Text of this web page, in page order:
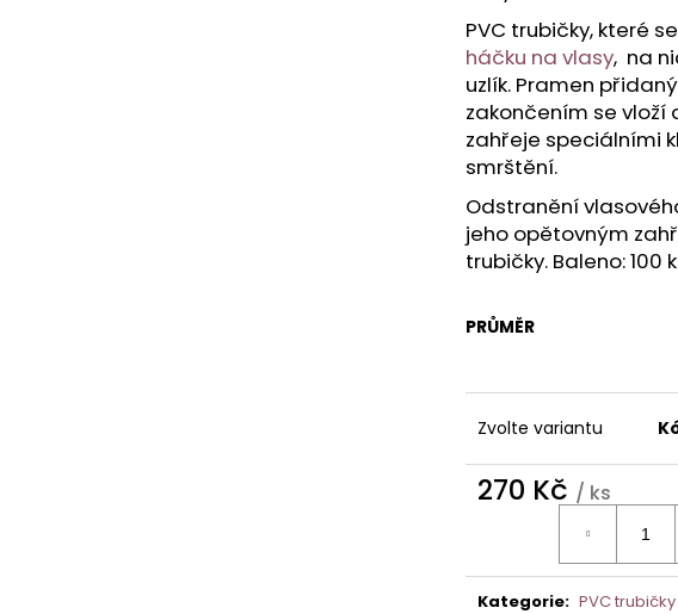
PVC trubičky, které
háčku na vlasy, na
uzlík. Pramen
zakončením se vloží
zahřeje speciálními
smrštění.
Odstranění
jeho opětovným
trubičky. Baleno: 100
PRŮMĚR
Zvolte variantu
270 Kč / ks
Kategorie: PVC trubičky